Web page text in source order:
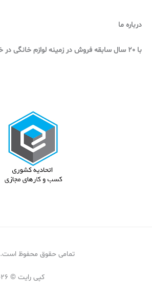
درباره ما
با 20 سال سابقه فروش در زمینه لوازم خانگی در خدمتتون هستیم
تمامی حقوق محفوظ است.
کپی رایت © 2026 هوم کالکشن هوشمند